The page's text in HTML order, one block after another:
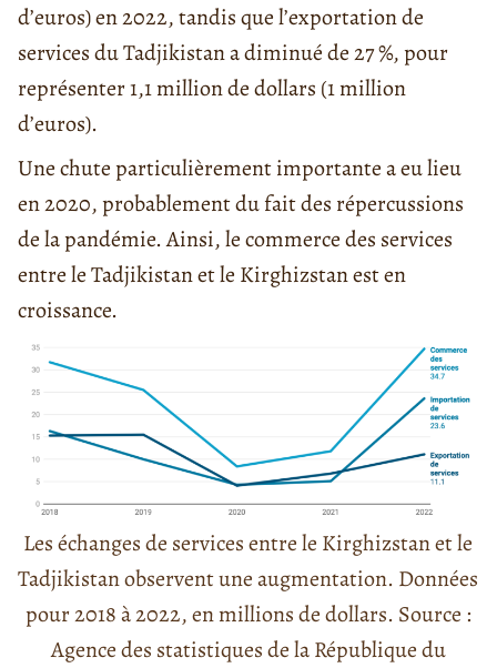
d’euros) en 2022, tandis que l’exportation de
services du Tadjikistan a diminué de 27 %, pour
représenter 1,1 million de dollars (1 million
d’euros).
Une chute particulièrement importante a eu lieu
en 2020, probablement du fait des répercussions
de la pandémie. Ainsi, le commerce des services
entre le Tadjikistan et le Kirghizstan est en
croissance.
Les échanges de services entre le Kirghizstan et le
Tadjikistan observent une augmentation. Données
pour 2018 à 2022, en millions de dollars. Source :
Agence des statistiques de la République du